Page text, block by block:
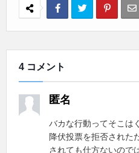
4 コメント
匿名
バカな行動ってそこは
降伏投票を拒否された
されても仕方ないので